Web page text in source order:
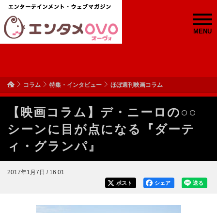
MENU
コラム 特集・インタビュー ほぼ週刊映画コラム
【映画コラム】デ・ニーロの○○
シーンに目が点になる『ダーテ
ィ・グランパ』
2017年1月7日 / 16:01
送る
シェア
ポスト